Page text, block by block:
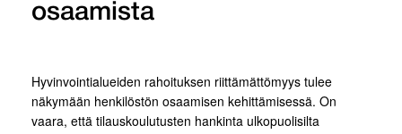
osaamista
Hyvinvointialueiden rahoituksen riittämättömyys tulee
näkymään henkilöstön osaamisen kehittämisessä. On
vaara, että tilauskoulutusten hankinta ulkopuolisilta